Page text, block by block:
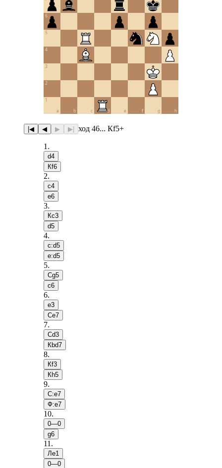
a b c d e f g h
1
2
3
4
5
6
|◀ ◀ ▶ ▶| ход 46... Кf5+
1 .
d4
Кf6
2.
c4
e6
3.
Кc3
d5
4.
c:d5
e:d5
5.
Сg5
c6
6.
e3
Сe7
7.
Сd3
Кbd7
8.
Кf3
Кh5
9.
С:e7
Ф:e7
10.
0—0
g6
11 .
Лe1
0—0